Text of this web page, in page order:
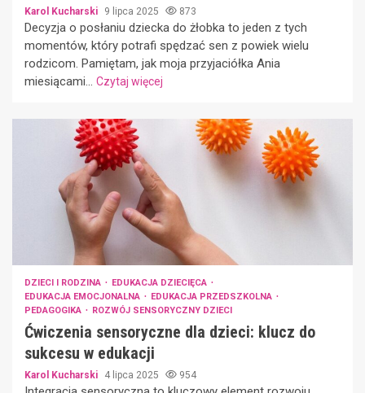
Karol Kucharski 9 lipca 2025 873
Decyzja o posłaniu dziecka do żłobka to jeden z tych
momentów, który potrafi spędzać sen z powiek wielu
rodzicom. Pamiętam, jak moja przyjaciółka Ania
miesiącami... Czytaj więcej
DZIECI I RODZINA
EDUKACJA DZIECIĘCA
EDUKACJA EMOCJONALNA
EDUKACJA PRZEDSZKOLNA
PEDAGOGIKA
ROZWÓJ SENSORYCZNY DZIECI
Ćwiczenia sensoryczne dla dzieci: klucz do
sukcesu w edukacji
Karol Kucharski 4 lipca 2025 954